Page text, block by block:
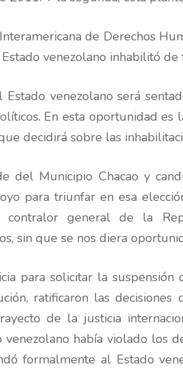
de Derechos
venezolano inhabilitó
venezolano será
En esta oportunidad es
decidirá sobre las
del Municipio Chacao y
para triunfar en esa
general de la
sin que se nos diera
para solicitar la
ratificaron las decisiones
de la justicia
había violado los
formalmente al Estado